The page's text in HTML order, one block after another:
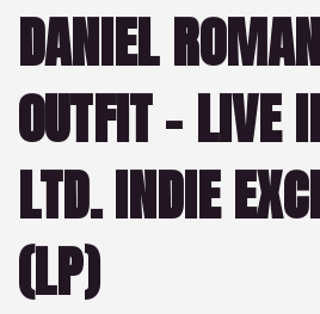
DANIEL
OUTFIT – LIVE
LTD. INDIE
(LP)